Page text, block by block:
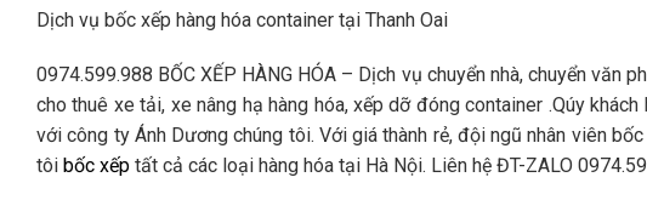
Dịch vụ bốc xếp hàng hóa container tại Thanh Oai
0974.599.988 BỐC XẾP HÀNG HÓA – Dịch vụ chuyển nhà, chuyển văn
cho thuê xe tải, xe nâng hạ hàng hóa, xếp dỡ đóng container .Qúy
với công ty Ánh Dương chúng tôi. Với giá thành rẻ, đội ngũ nhân viên
tôi bốc xếp tất cả các loại hàng hóa tại Hà Nội. Liên hệ ĐT-ZALO